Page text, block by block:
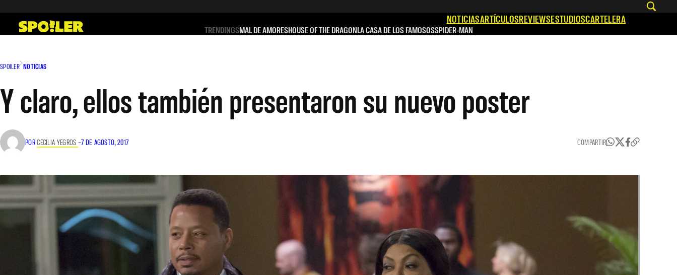
contenido
NOTICIASARTÍCULOSREVIEWSESTUDIOSCARTELERA
TRENDINGSMAL DE AMORESHOUSE OF THE DRAGONLA CASA DE LOS FAMOSOSSPIDER-MAN
SPOILER NOTICIAS
Y claro, ellos también presentaron su nuevo poster
PORCECILIA YEGROS –7 DE AGOSTO, 2017 COMPARTIR